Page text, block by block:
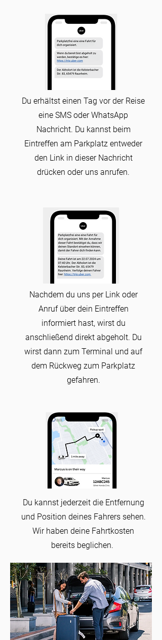
Du erhältst einen Tag vor der Reise
eine SMS oder WhatsApp
Nachricht. Du kannst beim
Eintreffen am Parkplatz entweder
den Link in dieser Nachricht
drücken oder uns anrufen.
Nachdem du uns per Link oder
Anruf über dein Eintreffen
informiert hast, wirst du
anschließend direkt abgeholt. Du
wirst dann zum Terminal und auf
dem Rückweg zum Parkplatz
gefahren.
Du kannst jederzeit die Entfernung
und Position deines Fahrers sehen.
Wir haben deine Fahrtkosten
bereits beglichen.